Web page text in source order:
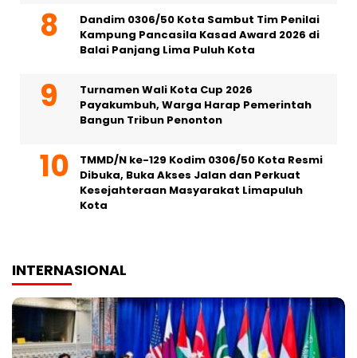
Dandim 0306/50 Kota Sambut Tim Penilai
Kampung Pancasila Kasad Award 2026 di
Balai Panjang Lima Puluh Kota
Turnamen Wali Kota Cup 2026
Payakumbuh, Warga Harap Pemerintah
Bangun Tribun Penonton
TMMD/N ke-129 Kodim 0306/50 Kota Resmi
Dibuka, Buka Akses Jalan dan Perkuat
Kesejahteraan Masyarakat Limapuluh
Kota
INTERNASIONAL